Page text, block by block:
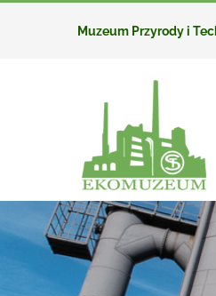
Muzeum Przyrody i